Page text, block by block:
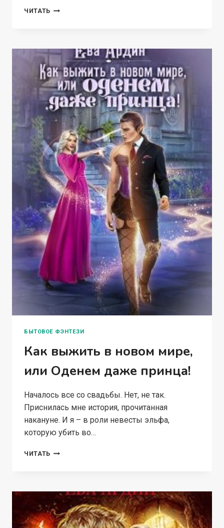
ЧИТАТЬ СБЕЖАТЬ
БЫТОВОЕ ФЭНТЕЗИ
Как выжить в новом мире,
или Оденем даже принца!
Началось все со свадьбы. Нет, не так.
Приснилась мне история, прочитанная
накануне. И я – в роли невесты эльфа,
которую убить во…
ЧИТАТЬ КАК
МИРЕ,
ИЛИ
ОДЕНЕМ
ДАЖЕ